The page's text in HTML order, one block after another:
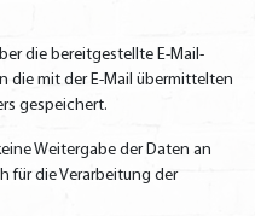
die bereitgestellte E-Mail-
die mit der E-Mail übermittelten
gespeichert.
Weitergabe der Daten an
für die Verarbeitung der